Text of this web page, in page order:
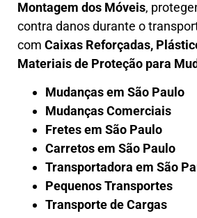
Montagem dos Móveis,
contra danos durante o
com Caixas Reforçadas,
Materiais de Proteção para
Mudanças em São Paulo
Mudanças Comerciais
Fretes em São Paulo
Carretos em São Paulo
Transportadora em São
Pequenos Transportes
Transporte de Cargas